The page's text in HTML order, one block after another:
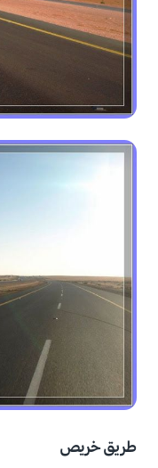
طريق خريص